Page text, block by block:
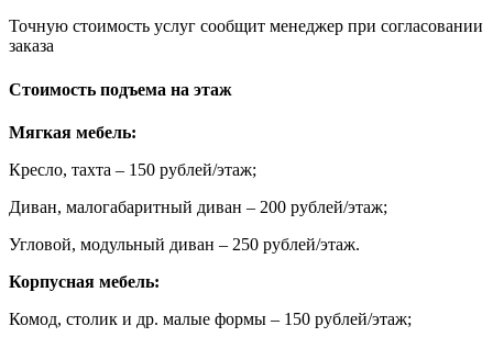
Точную стоимость услуг сообщит менеджер при согласовании
заказа
Стоимость подъема на этаж
Мягкая мебель:
Кресло, тахта – 150 рублей/этаж;
Диван, малогабаритный диван – 200 рублей/этаж;
Угловой, модульный диван – 250 рублей/этаж.
Корпусная мебель:
Комод, столик и др. малые формы – 150 рублей/этаж;